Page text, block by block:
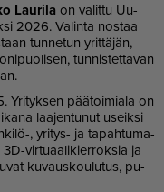
Lau­ri­la on va­lit­tu Uu­
2026. Va­lin­ta nos­taa
tun­ne­tun yrit­tä­jän,
tun­nis­tet­ta­van
Yri­tyk­sen pää­toi­mi­a­la on
laa­jen­tu­nut useik­si
, yri­tys- ja ta­pah­tu­ma­
vir­tu­aa­li­kier­rok­sia ja
ku­vaus­kou­lu­tus, pu­